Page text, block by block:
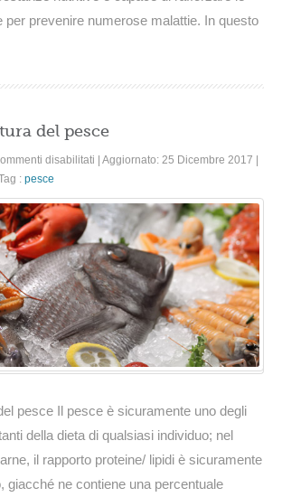
per prevenire numerose malattie. In questo
del pesce
disabilitati su
di
cottura
del
pesce
Aggiornato: 25 Dicembre 2017
: pesce
pesce Il pesce è sicuramente uno degli
della dieta di qualsiasi individuo; nel
il rapporto proteine/ lipidi è sicuramente
giacché ne contiene una percentuale